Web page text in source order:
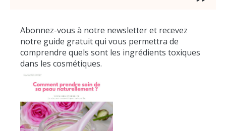
Abonnez-vous à notre newsletter et recevez
notre guide gratuit qui vous permettra de
comprendre quels sont les ingrédients toxiques
dans les cosmétiques.